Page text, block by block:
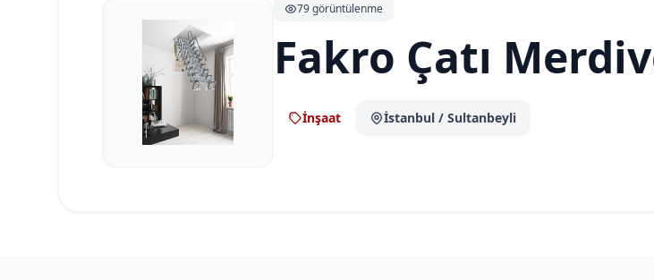
79 görüntülenme
Fakro Çatı
İnşaat İstanbul / Sultanbeyli